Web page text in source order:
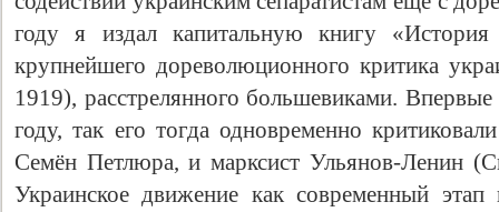
году я издал капитальную книгу «История
крупнейшего дореволюционного критика
1919), расстрелянного большевиками.
году, так его тогда одновременно
Семён Петлюра, и марксист Ульянов-Ленин
Украинское движение как современный этап